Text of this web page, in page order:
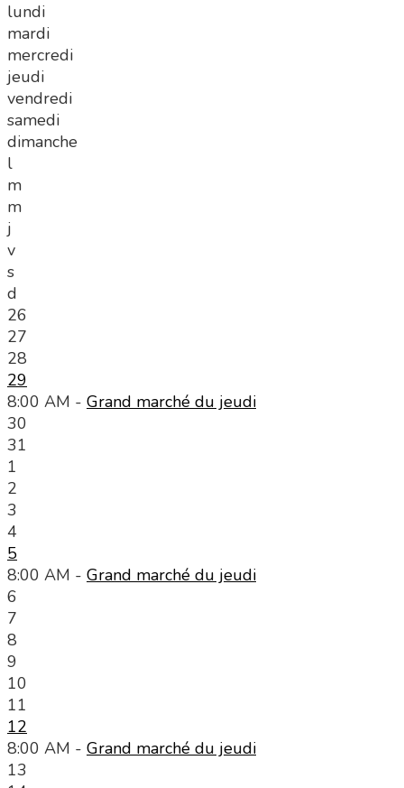
lundi
mardi
mercredi
jeudi
vendredi
samedi
dimanche
l
m
m
j
v
s
d
26
27
28
29
8:00 AM - Grand marché du jeudi
30
31
1
2
3
4
5
8:00 AM - Grand marché du jeudi
6
7
8
9
10
11
12
8:00 AM - Grand marché du jeudi
13